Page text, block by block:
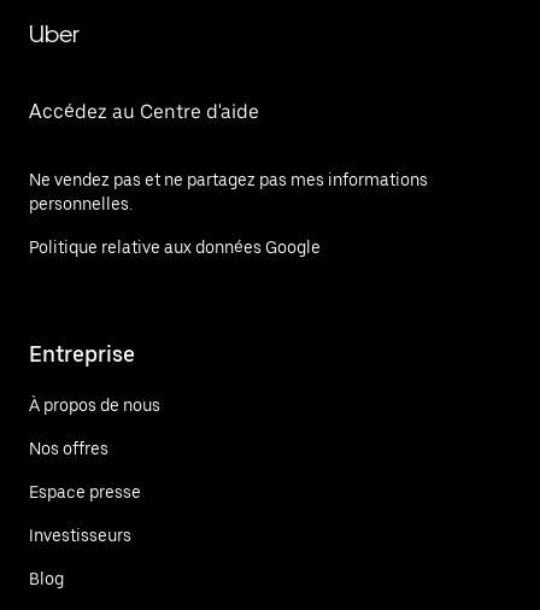
Uber
Accédez au Centre d'aide
Ne vendez pas et ne partagez pas mes informations
personnelles.
Politique relative aux données Google
Entreprise
À propos de nous
Nos offres
Espace presse
Investisseurs
Blog